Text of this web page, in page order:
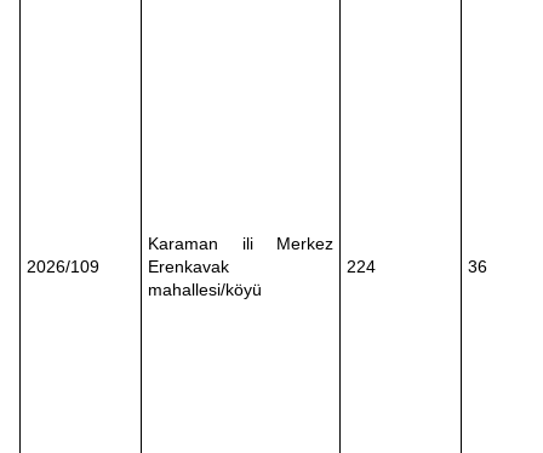
2026/109
Karaman ili Merkez
Erenkavak
mahallesi/köyü
224 36